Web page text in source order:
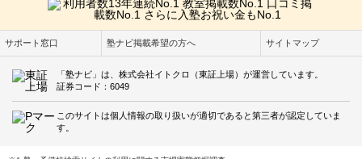
サポート窓口 塾ナビ掲載希望の方へ サイトマップ
「塾ナビ」は、株式会社イトクロ（東証上場）が運営しています。
証券コード：6049
このサイトは個人情報の取り扱いが適切であると第三者が認定していま
す。